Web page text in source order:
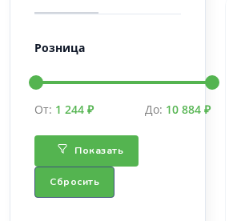
Розница
От: 1 244 ₽ До: 10 884 ₽
Показать
Сбросить